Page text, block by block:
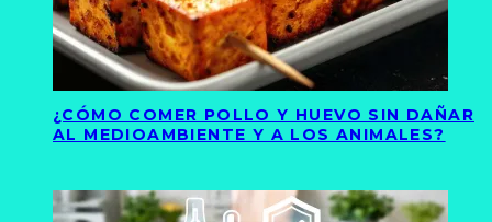
¿CÓMO COMER POLLO Y HUEVO SIN DAÑAR
AL MEDIOAMBIENTE Y A LOS ANIMALES?